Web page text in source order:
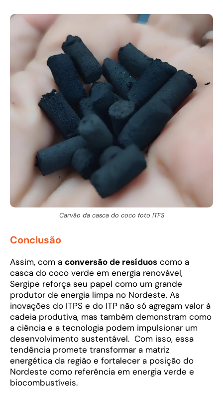
Carvão da casca do coco foto ITFS
Conclusão
Assim, com a conversão de resíduos como a
casca do coco verde em energia renovável,
Sergipe reforça seu papel como um grande
produtor de energia limpa no Nordeste. As
inovações do ITPS e do ITP não só agregam valor à
cadeia produtiva, mas também demonstram como
a ciência e a tecnologia podem impulsionar um
desenvolvimento sustentável. Com isso, essa
tendência promete transformar a matriz
energética da região e fortalecer a posição do
Nordeste como referência em energia verde e
biocombustíveis.